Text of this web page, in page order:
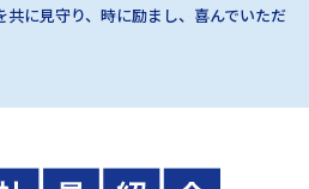
に見守り、時に励まし、喜んでいただ